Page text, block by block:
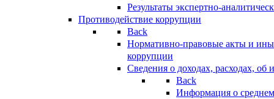
Результаты экспертно-
Противодействие коррупции
Back
Нормативно-правовые акты и
коррупции
Сведения о доходах, расходах, об
Back
Информация о